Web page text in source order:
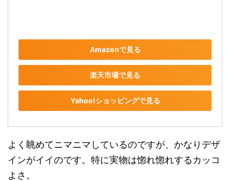
Amazonで見る
楽天市場で見る
Yahoo!ショッピングで見る
よく眺めてニマニマしているのですが、かなりデザ
インがイイのです。特に実物は惚れ惚れするカッコ
よさ。